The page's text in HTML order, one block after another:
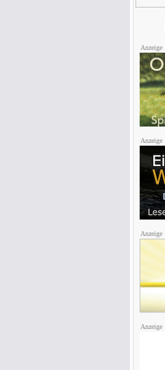
Anzeige
Anzeige
Anzeige
Anzeige